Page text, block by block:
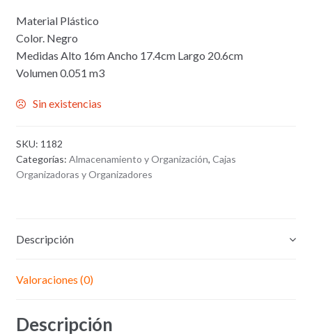
Material Plástico
Color. Negro
Medidas Alto 16m Ancho 17.4cm Largo 20.6cm
Volumen 0.051 m3
Sin existencias
SKU: 1182
Categorías: Almacenamiento y Organización, Cajas
Organizadoras y Organizadores
Descripción
Valoraciones (0)
Descripción